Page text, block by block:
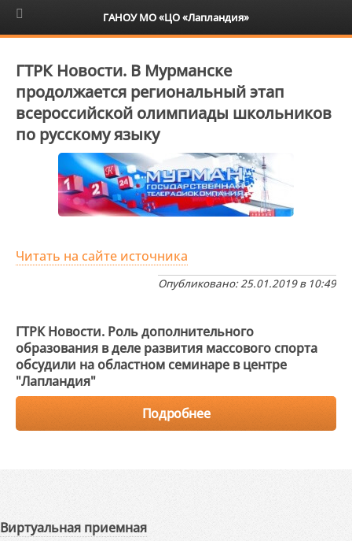
6+
ГТРК Новости. В Мурманске
продолжается региональный этап
всероссийской олимпиады школьников
по русскому языку
Читать на сайте источника
Опубликовано: 25.01.2019 в 10:49
ГТРК Новости. Роль дополнительного
образования в деле развития массового спорта
обсудили на областном семинаре в центре
"Лапландия"
Подробнее
Виртуальная приемная
ГАНОУ МО «ЦО «Лапландия»